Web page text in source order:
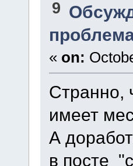
9
« on:
Странно,
имеет
А
в посте